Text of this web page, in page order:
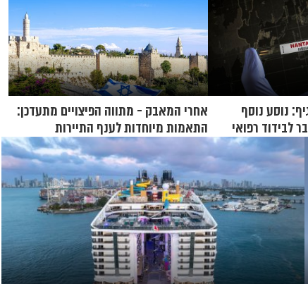
נוסע נוסף
לבידוד רפואי
אחרי המאבק - מתווה הפיצויים מתעדכן:
התאמות מיוחדות לענף התיירות